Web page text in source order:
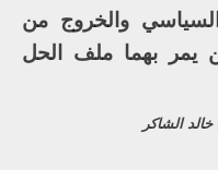
والخروج من
يمر بهما ملف الحل
الشاكر